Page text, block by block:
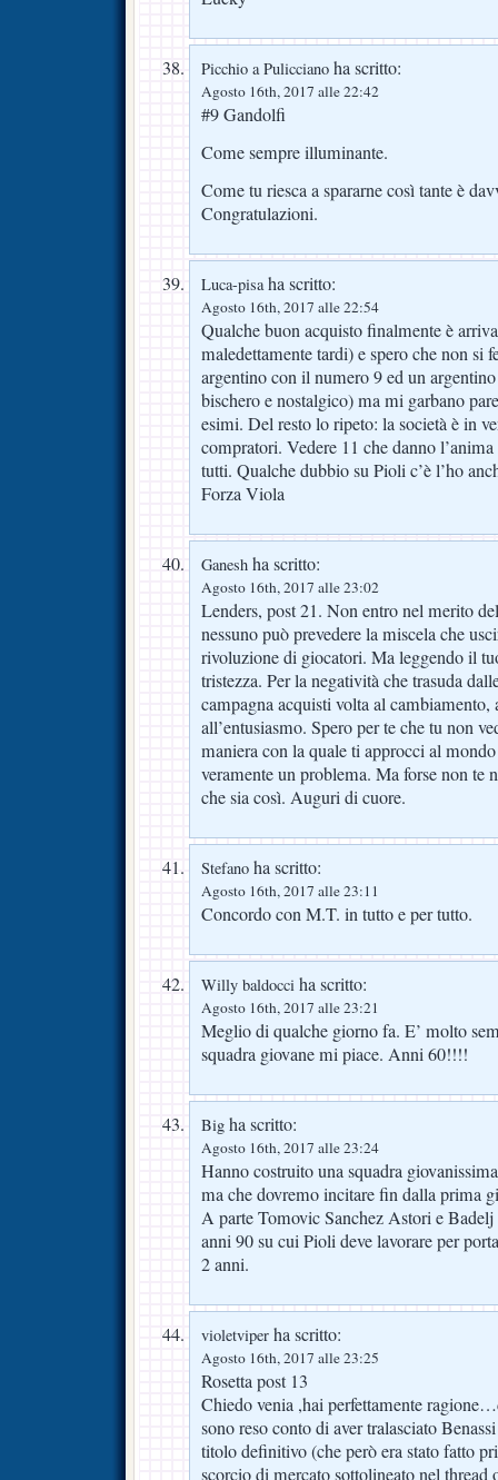
Picchio a Pulicciano ha scritto:
Agosto 16th, 2017 alle 22:42
#9 Gandolfi
Come sempre illuminante.
Come tu riesca a spararne così tante è
Congratulazioni.
Luca-pisaha scritto:
Agosto 16th, 2017 alle 22:54
Qualche buon acquisto finalmente è
maledettamente tardi) e spero che non si
argentino con il numero 9 ed un
bischero e nostalgico) ma mi garbano
esimi. Del resto lo ripeto: la società è in
compratori. Vedere 11 che danno
tutti. Qualche dubbio su Pioli c’è l’ho
Forza Viola
Ganesh ha scritto:
Agosto 16th, 2017 alle 23:02
Lenders, post 21. Non entro nel merito
nessuno può prevedere la miscela che
rivoluzione di giocatori. Ma leggendo il
tristezza. Per la negatività che trasuda
campagna acquisti volta al
all’entusiasmo. Spero per te che tu non
maniera con la quale ti approcci al
veramente un problema. Ma forse non te
che sia così. Auguri di cuore.
Stefano ha scritto:
Agosto 16th, 2017 alle 23:11
Concordo con M.T. in tutto e per tutto.
Willy baldocci ha scritto:
Agosto 16th, 2017 alle 23:21
Meglio di qualche giorno fa. E’ molto
squadra giovane mi piace. Anni 60!!!!
Big ha scritto:
Agosto 16th, 2017 alle 23:24
Hanno costruito una squadra
ma che dovremo incitare fin dalla prima
A parte Tomovic Sanchez Astori e
anni 90 su cui Pioli deve lavorare per
2 anni.
violetviper ha scritto:
Agosto 16th, 2017 alle 23:25
Rosetta post 13
Chiedo venia ,hai perfettamente
sono reso conto di aver tralasciato
titolo definitivo (che però era stato fatto
scorcio di mercato sottolineato nel thread